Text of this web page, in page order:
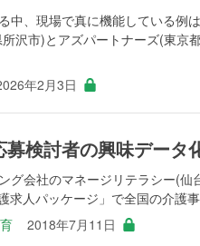
中、現場で真に機能している例
沢市)とアズパートナーズ(東京
年2月3日
検討者の興味データ
グ会社のマネージリテラシー(仙
求人パッケージ」で全国の介護
2018年7月11日